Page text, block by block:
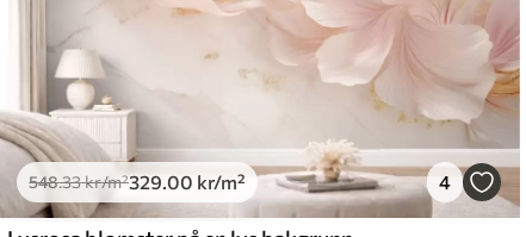
548.33kr/m²329.00 kr/m² 4